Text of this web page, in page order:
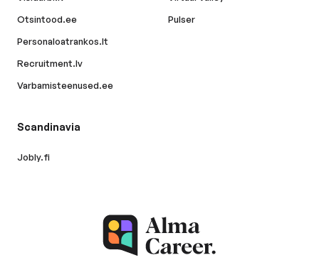
Otsintood.ee
Personaloatrankos.lt
Recruitment.lv
Varbamisteenused.ee
Pulser
Scandinavia
Jobly.fi